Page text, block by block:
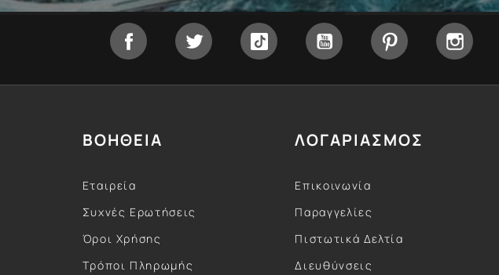
Facebook Twitter Tiktok YouTube Pinterest
ΒΟΗΘΕΙΑ
Εταιρεία
Συχνές Ερωτήσεις
Όροι Χρήσης
Τρόποι Πληρωμής
ΛΟΓΑΡΙΑΣΜΟΣ
Επικοινωνία
Παραγγελίες
Πιστωτικά Δελτία
Διευθύνσεις